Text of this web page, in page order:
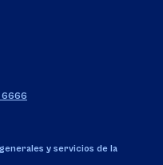
6666
y servicios de la